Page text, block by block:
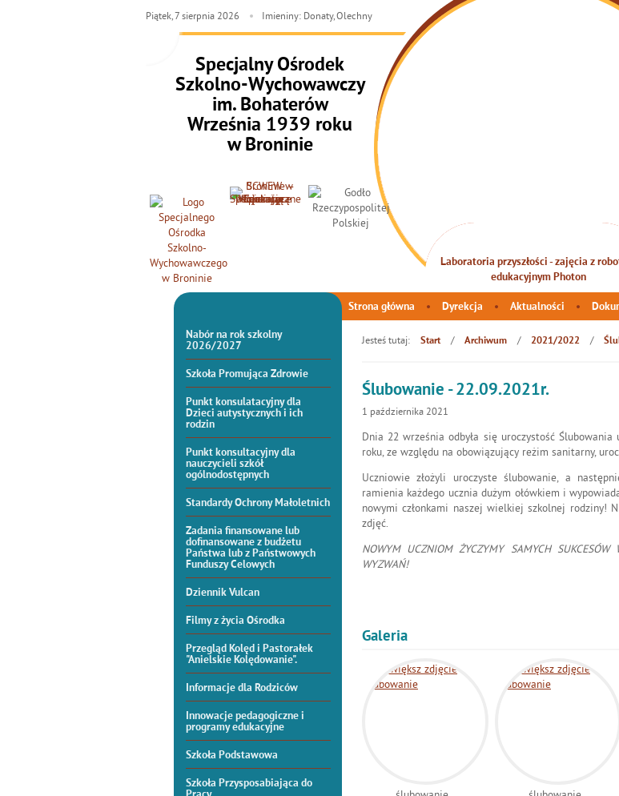
Specjalny Ośrodek
Szkolno-Wychowawczy
im. Bohaterów
Września 1939 roku
w Broninie
Piątek, 7 sierpnia 2026 Imieniny: Donaty, Olechny
Laboratoria przyszłości - zajęcia z
edukacyjnym Photon
INTEGRACJA SENSORYCZNA
Strona główna Dyrekcja Aktualności
Nabór na rok szkolny
2026/2027
Szkoła Promująca Zdrowie
Punkt konsulatacyjny dla
Dzieci autystycznych i ich
rodzin
Punkt konsultacyjny dla
nauczycieli szkół
ogólnodostępnych
Standardy Ochrony Małoletnich
Zadania finansowane lub
dofinansowane z budżetu
Państwa lub z Państwowych
Funduszy Celowych
Dziennik Vulcan
Filmy z życia Ośrodka
Przegląd Kolęd i Pastorałek
"Anielskie Kolędowanie".
Informacje dla Rodziców
Innowacje pedagogiczne i
programy edukacyjne
Szkoła Podstawowa
Szkoła Przysposabiająca do
Jesteś tutaj: Start / Archiwum / 2021/2022 /
Ślubowanie - 22.09.2021r.
1 października 2021
Dnia 22 września odbyła się uroczystość
roku, ze względu na obowiązujący reżim sanitarny,
Uczniowie złożyli uroczyste ślubowanie, a
ramienia każdego ucznia dużym ołówkiem i
nowymi członkami naszej wielkiej szkolnej rodziny!
zdjęć.
NOWYM UCZNIOM ŻYCZYMY SAMYCH
WYZWAŃ!
Galeria